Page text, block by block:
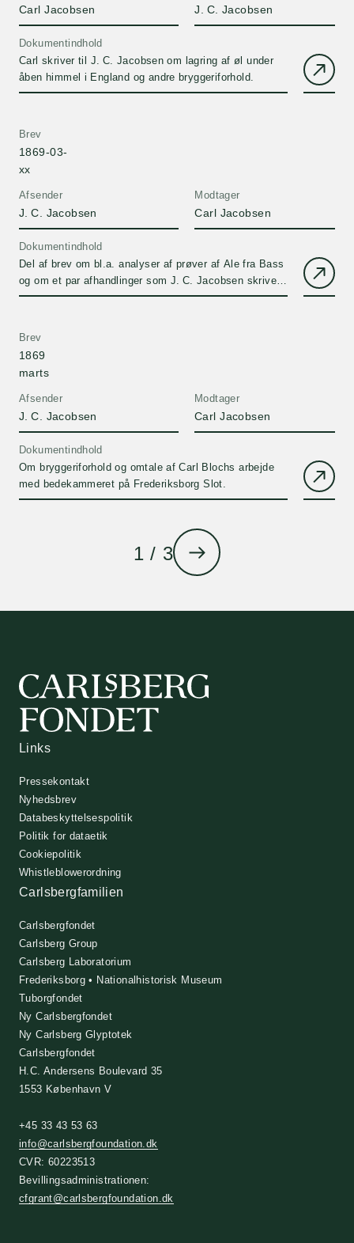
Carl Jacobsen J. C. Jacobsen
Dokumentindhold
Carl skriver til J. C. Jacobsen om lagring af øl under
åben himmel i England og andre bryggeriforhold.
Afsender
J. C. Jacobsen
Brev
1869-03-
xx
Modtager
Carl Jacobsen
Dokumentindhold
Del af brev om bl.a. analyser af prøver af Ale fra Bass
og om et par afhandlinger som J. C. Jacobsen skriver
på.
Afsender
J. C. Jacobsen
Brev
1869
marts
Modtager
Carl Jacobsen
Dokumentindhold
Om bryggeriforhold og omtale af Carl Blochs arbejde
med bedekammeret på Frederiksborg Slot.
1 / 3
Links
Pressekontakt
Nyhedsbrev
Databeskyttelsespolitik
Politik for dataetik
Cookiepolitik
Whistleblowerordning
Carlsbergfamilien
Carlsbergfondet
Carlsberg Group
Carlsberg Laboratorium
Frederiksborg • Nationalhistorisk Museum
Tuborgfondet
Ny Carlsbergfondet
Ny Carlsberg Glyptotek
Carlsbergfondet
H.C. Andersens Boulevard 35
1553 København V
+45 33 43 53 63
info@carlsbergfoundation.dk
CVR: 60223513
Bevillingsadministrationen:
cfgrant@carlsbergfoundation.dk